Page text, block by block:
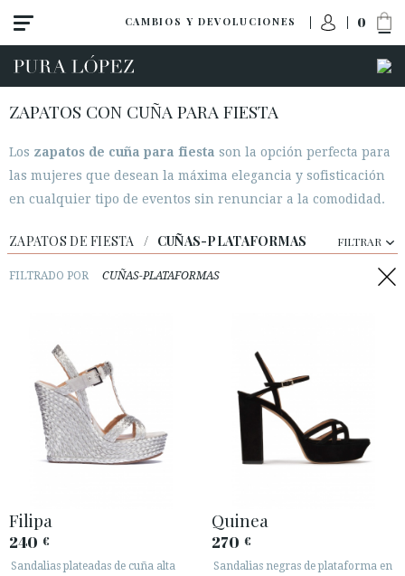
CAMBIOS Y DEVOLUCIONES 0
Ver todo
Tacon alto
Cuñas-plataformas
ZAPATOS CON CUÑA PARA FIESTA
Los zapatos de cuña para fiesta son la opción perfecta para
las mujeres que desean la máxima elegancia y sofisticación
en cualquier tipo de eventos sin renunciar a la comodidad.
ZAPATOS DE FIESTA / CUÑAS-PLATAFORMAS FILTRAR
FILTRADO POR CUÑAS-PLATAFORMAS
Filipa
240 €
Sandalias plateadas de cuña alta
Quinea
270 €
Sandalias negras de plataforma en